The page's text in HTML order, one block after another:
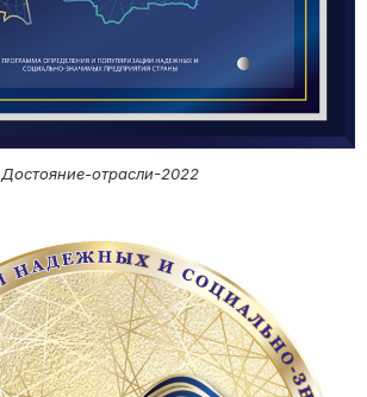
Достояние-отрасли-2022